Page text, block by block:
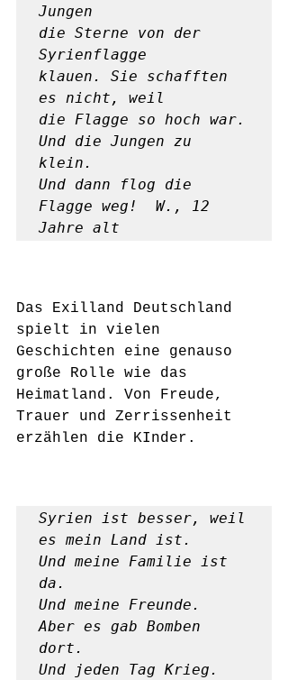
Jungen
die Sterne von der
Syrienflagge
klauen. Sie schafften
es nicht, weil
die Flagge so hoch war.
Und die Jungen zu
klein.
Und dann flog die
Flagge weg!  W., 12
Jahre alt
Das Exilland Deutschland
spielt in vielen
Geschichten eine genauso
große Rolle wie das
Heimatland. Von Freude,
Trauer und Zerrissenheit
erzählen die KInder.
Syrien ist besser, weil
es mein Land ist.
Und meine Familie ist
da.
Und meine Freunde.
Aber es gab Bomben
dort.
Und jeden Tag Krieg.